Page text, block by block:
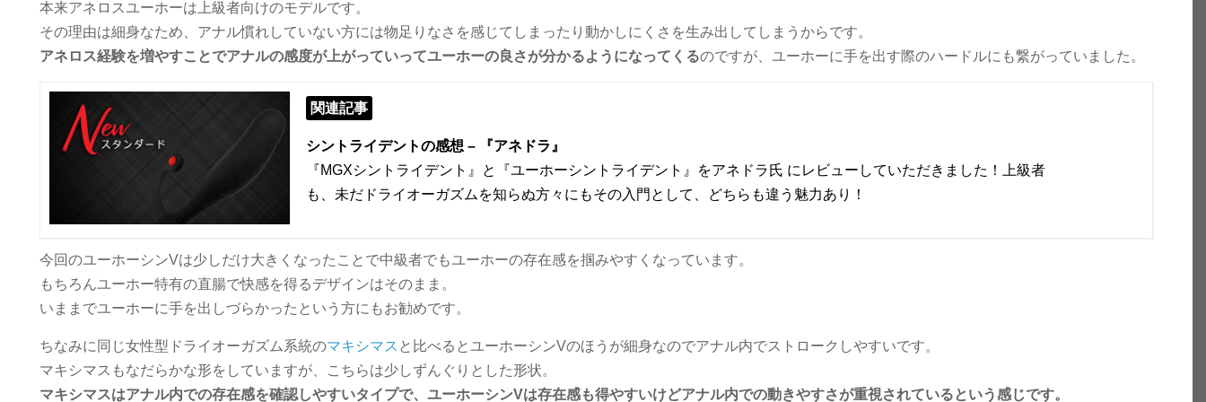
本来アネロスユーホーは上級者向けのモデルです。
その理由は細身なため、アナル慣れしていない方には物足りなさを感じてしまったり動かしにくさを生み出してしまうからです。
アネロス経験を増やすことでアナルの感度が上がっていってユーホーの良さが分かるようになってくるのですが、ユーホーに手を出す際のハードルにも繋がっていました。
関連記事
シントライデントの感想 – 『アネドラ』
『MGXシントライデント』と『ユーホーシントライデント』をアネドラ氏 にレビューしていただきました！上級者
も、未だドライオーガズムを知らぬ方々にもその入門として、どちらも違う魅力あり！
今回のユーホーシンVは少しだけ大きくなったことで中級者でもユーホーの存在感を掴みやすくなっています。
もちろんユーホー特有の直腸で快感を得るデザインはそのまま。
いままでユーホーに手を出しづらかったという方にもお勧めです。
ちなみに同じ女性型ドライオーガズム系統のマキシマス と比べるとユーホーシンVのほうが細身なのでアナル内でストロークしやすいです。
マキシマスもなだらかな形をしていますが、こちらは少しずんぐりとした形状。
マキシマスはアナル内での存在感を確認しやすいタイプで、ユーホーシンVは存在感も得やすいけどアナル内での動きやすさが重視されているという感じです。